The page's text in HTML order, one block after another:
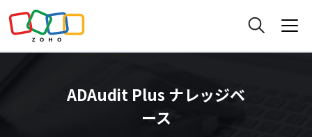
ADAudit Plus ナレッジベ
ース